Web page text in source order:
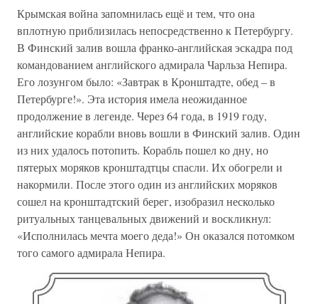
Крымская война запомнилась ещё и тем, что она
вплотную приблизилась непосредственно к Петербургу.
В Финский залив вошла франко-английская эскадра под
командованием английского адмирала Чарльза Непира.
Его лозунгом было: «Завтрак в Кронштадте, обед – в
Петербурге!». Эта история имела неожиданное
продолжение в легенде. Через 64 года, в 1919 году,
английские корабли вновь вошли в Финский залив. Один
из них удалось потопить. Корабль пошел ко дну, но
пятерых моряков кронштадтцы спасли. Их обогрели и
накормили. После этого один из английских моряков
сошел на кронштадтский берег, изобразил несколько
ритуальных танцевальных движений и воскликнул:
«Исполнилась мечта моего деда!» Он оказался потомком
того самого адмирала Непира.